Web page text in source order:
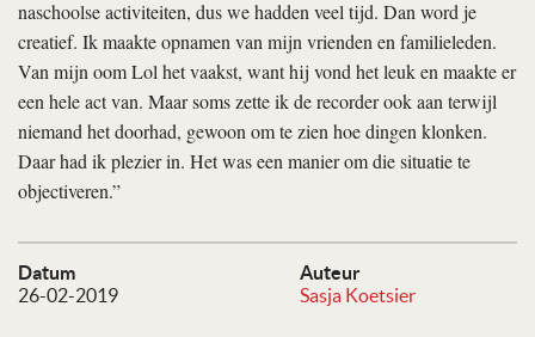
Datum
26-02-2019
Auteur
Sasja Koetsier
naschoolse activiteiten, dus we hadden veel tijd. Dan word je
creatief. Ik maakte opnamen van mijn vrienden en familieleden.
Van mijn oom Lol het vaakst, want hij vond het leuk en maakte er
een hele act van. Maar soms zette ik de recorder ook aan terwijl
niemand het doorhad, gewoon om te zien hoe dingen klonken.
Daar had ik plezier in. Het was een manier om die situatie te
objectiveren.”